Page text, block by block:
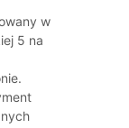
w
5 na